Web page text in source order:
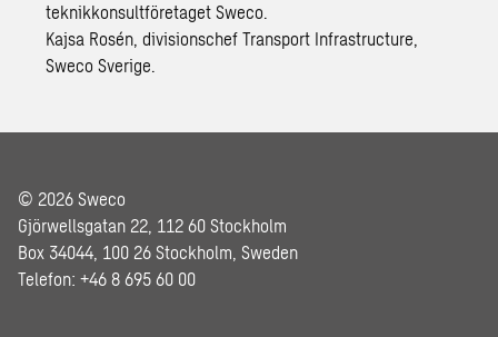
teknikkonsultföretaget Sweco.
Kajsa Rosén, divisionschef Transport Infrastructure,
Sweco Sverige.
© 2026 Sweco
Gjörwellsgatan 22, 112 60 Stockholm
Box 34044, 100 26 Stockholm, Sweden
Telefon: +46 8 695 60 00